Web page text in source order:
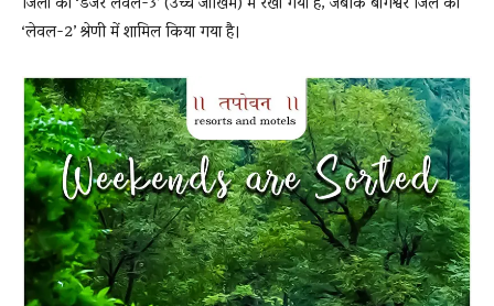
‘लेवल-2’ श्रेणी में शामिल किया गया है।